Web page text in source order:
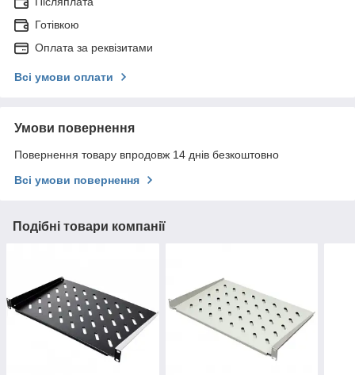
Готівкою
Оплата за реквізитами
Всі умови оплати
Умови повернення
Повернення товару впродовж 14 днів безкоштовно
Всі умови повернення
Подібні товари компанії